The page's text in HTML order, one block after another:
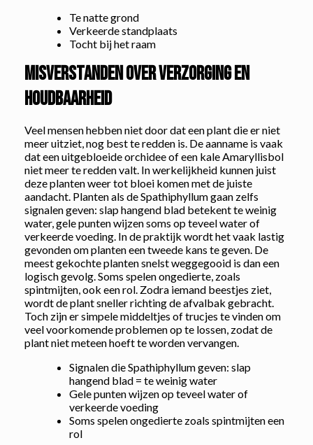
Te natte grond
Verkeerde standplaats
Tocht bij het raam
Misverstanden over verzorging en
houdbaarheid
Veel mensen hebben niet door dat een plant die er niet
meer uitziet, nog best te redden is. De aanname is vaak
dat een uitgebloeide orchidee of een kale Amaryllisbol
niet meer te redden valt. In werkelijkheid kunnen juist
deze planten weer tot bloei komen met de juiste
aandacht. Planten als de Spathiphyllum gaan zelfs
signalen geven: slap hangend blad betekent te weinig
water, gele punten wijzen soms op teveel water of
verkeerde voeding. In de praktijk wordt het vaak lastig
gevonden om planten een tweede kans te geven. De
meest gekochte planten snelst weggegooid is dan een
logisch gevolg. Soms spelen ongedierte, zoals
spintmijten, ook een rol. Zodra iemand beestjes ziet,
wordt de plant sneller richting de afvalbak gebracht.
Toch zijn er simpele middeltjes of trucjes te vinden om
veel voorkomende problemen op te lossen, zodat de
plant niet meteen hoeft te worden vervangen.
Signalen die Spathiphyllum geven: slap
hangend blad = te weinig water
Gele punten wijzen op teveel water of
verkeerde voeding
Soms spelen ongedierte zoals spintmijten een
rol